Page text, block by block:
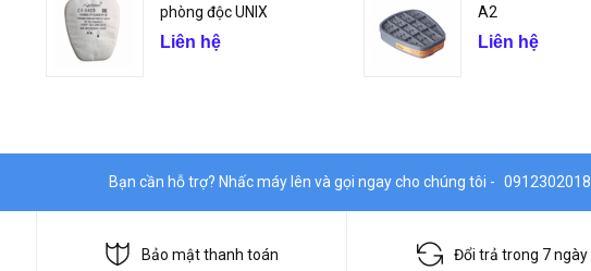
phòng độc UNIX
Liên hệ
A2
Liên hệ
Bạn cần hỗ trợ? Nhấc máy lên và gọi ngay cho chúng tôi - 0912302018
Bảo mật thanh toán Đổi trả trong 7 ngày